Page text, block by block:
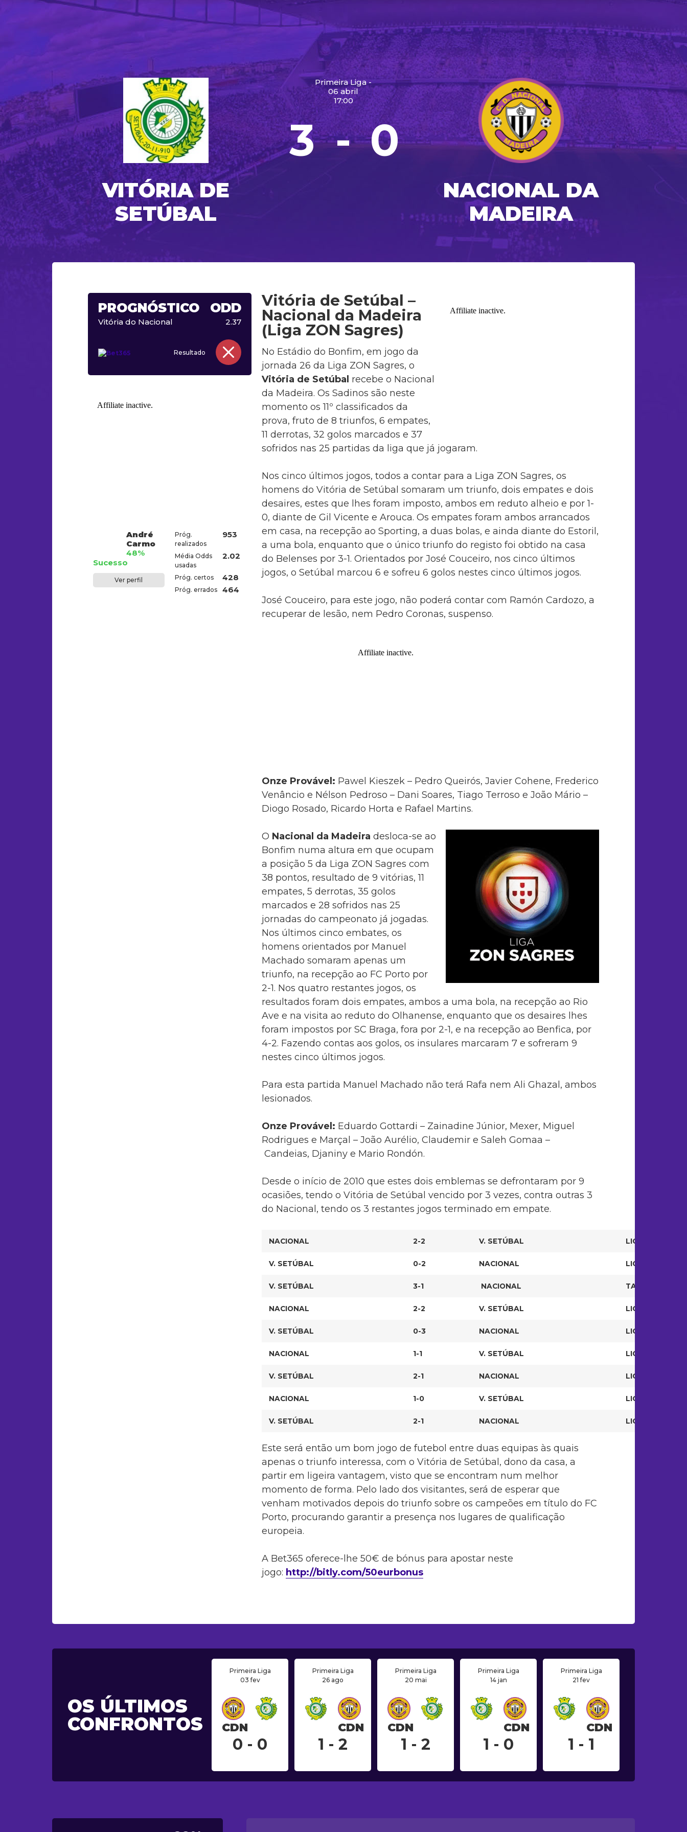
VITÓRIA DE
SETÚBAL
Primeira Liga -
06 abril
17:00
3 - 0
NACIONAL DA
MADEIRA
PROGNÓSTICO ODD
Vitória do Nacional 2.37
Resultado
André
Carmo
48%
Sucesso
Ver perfil
Próg.
realizados
953
Média Odds
usadas
2.02
Próg. certos 428
Próg. errados 464
Vitória de Setúbal –
Nacional da Madeira
(Liga ZON Sagres)
No Estádio do Bonfim, em jogo da
jornada 26 da Liga ZON Sagres, o
Vitória de Setúbal recebe o Nacional
da Madeira. Os Sadinos são neste
momento os 11º classificados da
prova, fruto de 8 triunfos, 6 empates,
11 derrotas, 32 golos marcados e 37
sofridos nas 25 partidas da liga que já jogaram.
Nos cinco últimos jogos, todos a contar para a Liga ZON Sagres, os
homens do Vitória de Setúbal somaram um triunfo, dois empates e dois
desaires, estes que lhes foram imposto, ambos em reduto alheio e por 1-
0, diante de Gil Vicente e Arouca. Os empates foram ambos arrancados
em casa, na recepção ao Sporting, a duas bolas, e ainda diante do Estoril,
a uma bola, enquanto que o único triunfo do registo foi obtido na casa
do Belenses por 3-1. Orientados por José Couceiro, nos cinco últimos
jogos, o Setúbal marcou 6 e sofreu 6 golos nestes cinco últimos jogos.
José Couceiro, para este jogo, não poderá contar com Ramón Cardozo, a
recuperar de lesão, nem Pedro Coronas, suspenso.
Onze Provável: Pawel Kieszek – Pedro Queirós, Javier Cohene, Frederico
Venâncio e Nélson Pedroso – Dani Soares, Tiago Terroso e João Mário –
Diogo Rosado, Ricardo Horta e Rafael Martins.
O Nacional da Madeira desloca-se ao
Bonfim numa altura em que ocupam
a posição 5 da Liga ZON Sagres com
38 pontos, resultado de 9 vitórias, 11
empates, 5 derrotas, 35 golos
marcados e 28 sofridos nas 25
jornadas do campeonato já jogadas.
Nos últimos cinco embates, os
homens orientados por Manuel
Machado somaram apenas um
triunfo, na recepção ao FC Porto por
2-1. Nos quatro restantes jogos, os
resultados foram dois empates, ambos a uma bola, na recepção ao Rio
Ave e na visita ao reduto do Olhanense, enquanto que os desaires lhes
foram impostos por SC Braga, fora por 2-1, e na recepção ao Benfica, por
4-2. Fazendo contas aos golos, os insulares marcaram 7 e sofreram 9
nestes cinco últimos jogos.
Para esta partida Manuel Machado não terá Rafa nem Ali Ghazal, ambos
lesionados.
Onze Provável: Eduardo Gottardi – Zainadine Júnior, Mexer, Miguel
Rodrigues e Marçal – João Aurélio, Claudemir e Saleh Gomaa –
Candeias, Djaniny e Mario Rondón.
Desde o início de 2010 que estes dois emblemas se defrontaram por 9
ocasiões, tendo o Vitória de Setúbal vencido por 3 vezes, contra outras 3
do Nacional, tendo os 3 restantes jogos terminado em empate.
NACIONAL 2-2 V. SETÚBAL LIGA ZON
V. SETÚBAL 0-2 NACIONAL LIGA ZON
V. SETÚBAL 3-1 NACIONAL TAÇA DA LIGA
NACIONAL 2-2 V. SETÚBAL LIGA ZON
V. SETÚBAL 0-3 NACIONAL LIGA ZON
NACIONAL 1-1 V. SETÚBAL LIGA ZON
V. SETÚBAL 2-1 NACIONAL LIGA ZON
NACIONAL 1-0 V. SETÚBAL LIGA ZON
V. SETÚBAL 2-1 NACIONAL LIGA SAGRES
Este será então um bom jogo de futebol entre duas equipas às quais
apenas o triunfo interessa, com o Vitória de Setúbal, dono da casa, a
partir em ligeira vantagem, visto que se encontram num melhor
momento de forma. Pelo lado dos visitantes, será de esperar que
venham motivados depois do triunfo sobre os campeões em título do FC
Porto, procurando garantir a presença nos lugares de qualificação
europeia.
A Bet365 oferece-lhe 50€ de bónus para apostar neste
jogo: http://bitly.com/50eurbonus
OS ÚLTIMOS
CONFRONTOS
Primeira Liga
03 fev
CDN
0 - 0
Primeira Liga
26 ago
CDN
1 - 2
Primeira Liga
20 mai
CDN
1 - 2
Primeira Liga
14 jan
CDN
1 - 0
Primeira Liga
21 fev
CDN
1 - 1